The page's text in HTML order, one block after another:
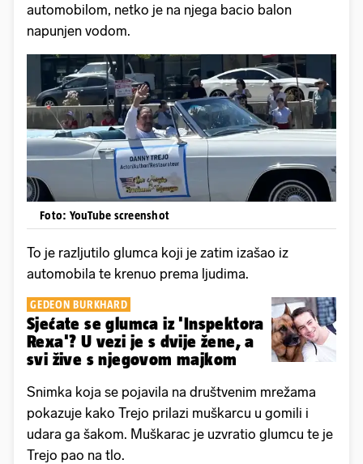
automobilom, netko je na njega bacio balon
napunjen vodom.
Foto: YouTube screenshot
To je razljutilo glumca koji je zatim izašao iz
automobila te krenuo prema ljudima.
GEDEON BURKHARD
Sjećate se glumca iz 'Inspektora
Rexa'? U vezi je s dvije žene, a
svi žive s njegovom majkom
Snimka koja se pojavila na društvenim mrežama
pokazuje kako Trejo prilazi muškarcu u gomili i
udara ga šakom. Muškarac je uzvratio glumcu te je
Trejo pao na tlo.